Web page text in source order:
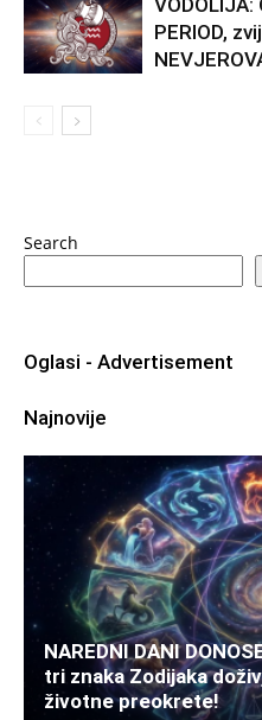
VODOLIJA:
PERIOD,
Search
Oglasi - Advertisement
Najnovije
NAREDNI DANI
tri znaka Zodijaka
životne preokrete!